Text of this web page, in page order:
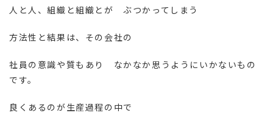
人と人、組織と組織とが ぶつかってしまう
方法性と結果は、その会社の
社員の意識や質もあり なかなか思うようにいかないもの
です。
良くあるのが生産過程の中で